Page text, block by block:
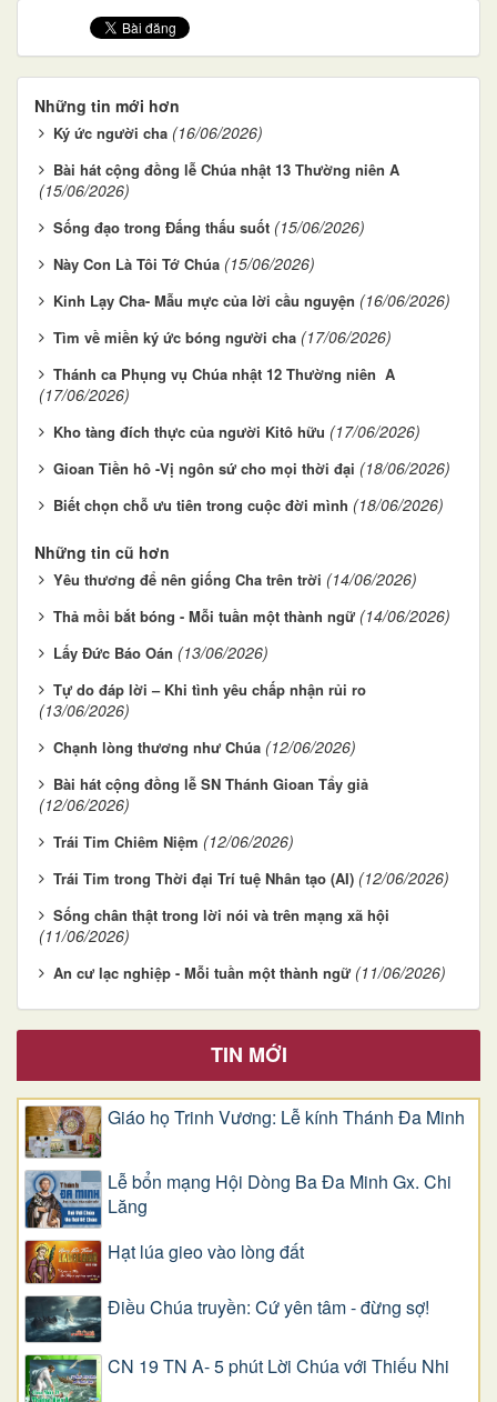
Những tin mới hơn
Ký ức người cha (16/06/2026)
Bài hát cộng đồng lễ Chúa nhật 13 Thường niên A
(15/06/2026)
Sống đạo trong Đấng thấu suốt (15/06/2026)
Này Con Là Tôi Tớ Chúa (15/06/2026)
Kinh Lạy Cha- Mẫu mực của lời cầu nguyện (16/06/2026)
Tìm về miền ký ức bóng người cha (17/06/2026)
Thánh ca Phụng vụ Chúa nhật 12 Thường niên A
(17/06/2026)
Kho tàng đích thực của người Kitô hữu (17/06/2026)
Gioan Tiền hô -Vị ngôn sứ cho mọi thời đại (18/06/2026)
Biết chọn chỗ ưu tiên trong cuộc đời mình (18/06/2026)
Những tin cũ hơn
Yêu thương để nên giống Cha trên trời (14/06/2026)
Thả mồi bắt bóng - Mỗi tuần một thành ngữ (14/06/2026)
Lấy Đức Báo Oán (13/06/2026)
Tự do đáp lời – Khi tình yêu chấp nhận rủi ro
(13/06/2026)
Chạnh lòng thương như Chúa (12/06/2026)
Bài hát cộng đồng lễ SN Thánh Gioan Tẩy giả
(12/06/2026)
Trái Tim Chiêm Niệm (12/06/2026)
Trái Tim trong Thời đại Trí tuệ Nhân tạo (AI) (12/06/2026)
Sống chân thật trong lời nói và trên mạng xã hội
(11/06/2026)
An cư lạc nghiệp - Mỗi tuần một thành ngữ (11/06/2026)
TIN MỚI
Giáo họ Trinh Vương: Lễ kính Thánh Đa Minh
Lễ bổn mạng Hội Dòng Ba Đa Minh Gx. Chi
Lăng
Hạt lúa gieo vào lòng đất
Điều Chúa truyền: Cứ yên tâm - đừng sợ!
CN 19 TN A- 5 phút Lời Chúa với Thiếu Nhi